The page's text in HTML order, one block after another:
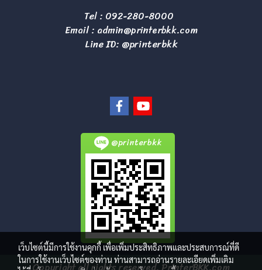
Tel : 092-280-8000
Email : admin@printerbkk.com
Line ID: @printerbkk
@printerbkk
เว็บไซต์นี้มีการใช้งานคุกกี้ เพื่อเพิ่มประสิทธิภาพและประสบการณ์ที่ดี
ในการใช้งานเว็บไซต์ของท่าน ท่านสามารถอ่านรายละเอียดเพิ่มเติม